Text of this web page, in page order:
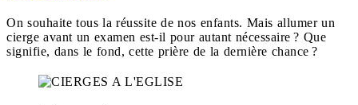
On souhaite tous la réussite de nos enfants. Mais allumer un
cierge avant un examen est-il pour autant nécessaire ? Que
signifie, dans le fond, cette prière de la dernière chance ?